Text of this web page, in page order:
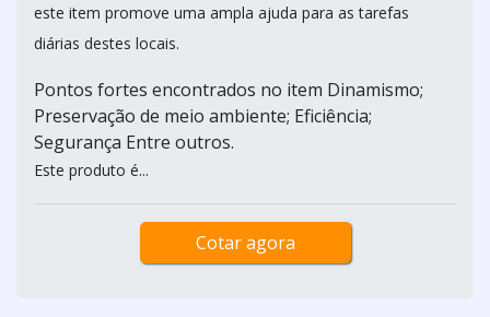
este item promove uma ampla ajuda para as tarefas
diárias destes locais.
Pontos fortes encontrados no item Dinamismo;
Preservação de meio ambiente; Eficiência;
Segurança Entre outros.
Este produto é...
Cotar agora